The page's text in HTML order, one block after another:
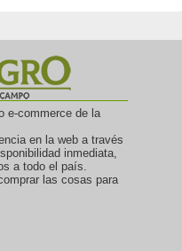
e-commerce de la
en la web a través
inmediata,
a todo el país.
las cosas para